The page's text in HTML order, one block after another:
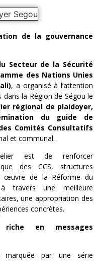
de la gouvernance
Secteur de la Sécurité
des Nations Unies
, a organisé à l’attention
la Région de Ségou le
régional de plaidoyer,
du guide de
Comités Consultatifs
et communal.
est de renforcer
des CCS, structures
œuvre de la Réforme du
travers une meilleure
une appropriation des
concrètes.
riche en messages
marquée par une série